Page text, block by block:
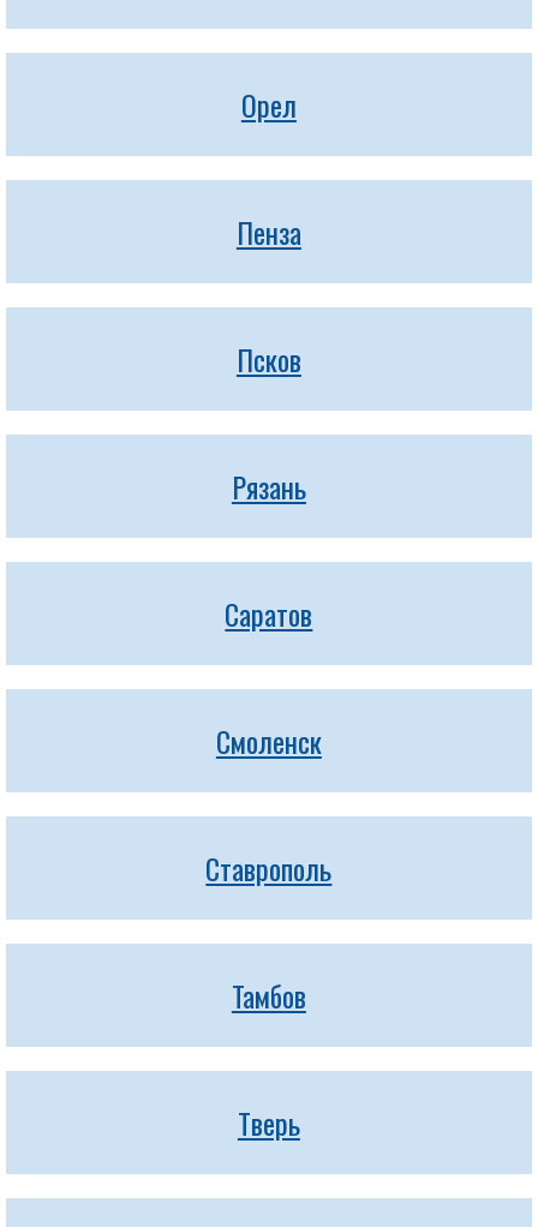
Орел
Пенза
Псков
Рязань
Саратов
Смоленск
Ставрополь
Тамбов
Тверь